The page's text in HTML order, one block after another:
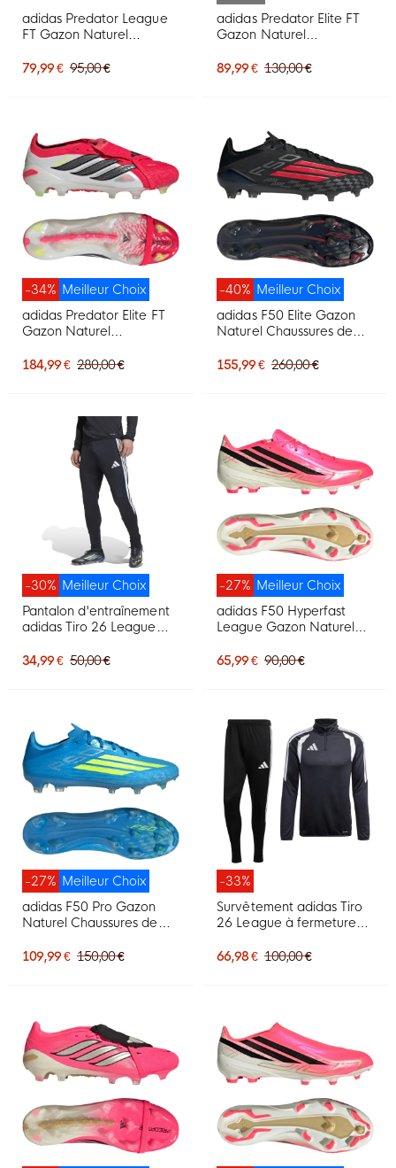
adidas Predator League
FT Gazon Naturel
Noir Blanc Rouge
79,99 € 95,00 €
adidas Predator Elite FT
Gazon Naturel
Enfants Noir Blanc Rouge
89,99 € 130,00 €
Meilleur Choix
-34%
adidas Predator Elite FT
Gazon Naturel
Rouge Blanc Noir
184,99 € 280,00 €
Meilleur Choix
-40%
adidas F50 Elite Gazon
Naturel Chaussures de
Foncé
155,99 € 260,00 €
Meilleur Choix
-30%
Pantalon d'entraînement
adidas Tiro 26 League
34,99 € 50,00 €
Meilleur Choix
-27%
adidas F50 Hyperfast
League Gazon Naturel
Rose Vif Noir Doré Blanc
65,99 € 90,00 €
Meilleur Choix
-27%
adidas F50 Pro Gazon
Naturel Chaussures de
Jaune
109,99 € 150,00 €
-33%
Survêtement adidas Tiro
26 League à fermeture
66,98 € 100,00 €